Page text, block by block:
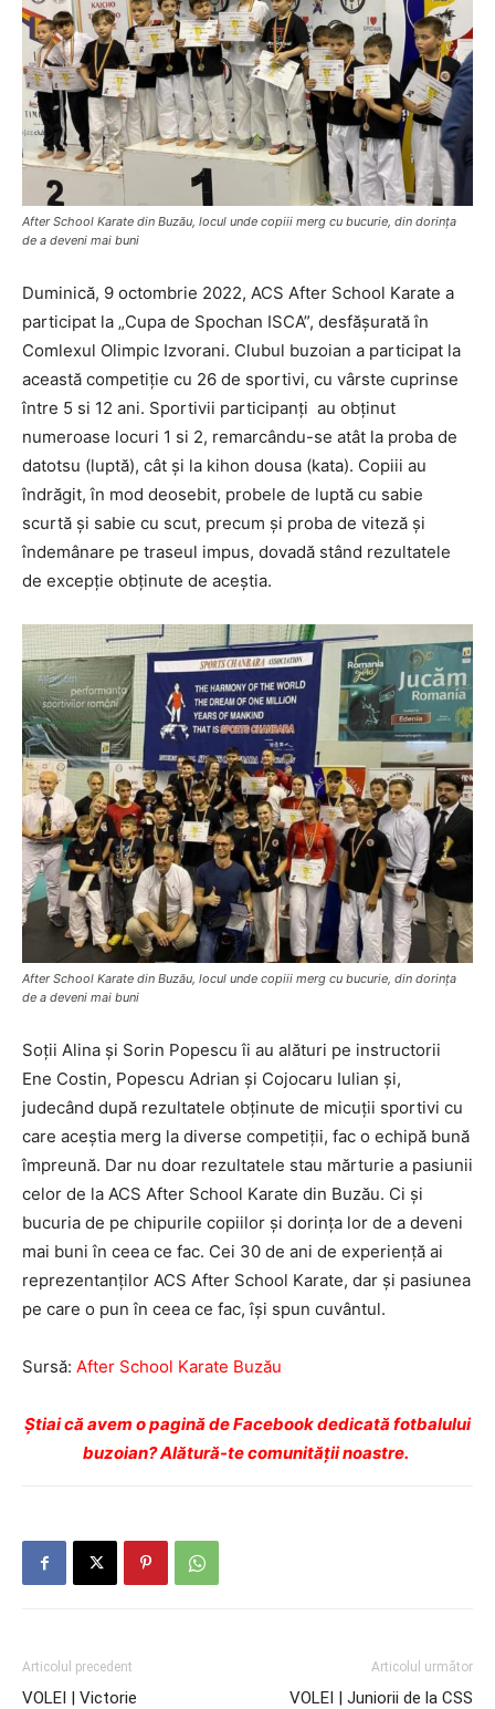
After School Karate din Buzău, locul unde copiii merg cu bucurie, din dorința
de a deveni mai buni
Duminică, 9 octombrie 2022, ACS After School Karate a
participat la „Cupa de Spochan ISCA”, desfășurată în
Comlexul Olimpic Izvorani. Clubul buzoian a participat la
această competiție cu 26 de sportivi, cu vârste cuprinse
între 5 si 12 ani. Sportivii participanți au obținut
numeroase locuri 1 si 2, remarcându-se atât la proba de
datotsu (luptă), cât și la kihon dousa (kata). Copiii au
îndrăgit, în mod deosebit, probele de luptă cu sabie
scurtă și sabie cu scut, precum și proba de viteză și
îndemânare pe traseul impus, dovadă stând rezultatele
de excepție obținute de aceștia.
After School Karate din Buzău, locul unde copiii merg cu bucurie, din dorința
de a deveni mai buni
Soții Alina și Sorin Popescu îi au alături pe instructorii
Ene Costin, Popescu Adrian și Cojocaru Iulian și,
judecând după rezultatele obținute de micuții sportivi cu
care aceștia merg la diverse competiții, fac o echipă bună
împreună. Dar nu doar rezultatele stau mărturie a pasiunii
celor de la ACS After School Karate din Buzău. Ci și
bucuria de pe chipurile copiilor și dorința lor de a deveni
mai buni în ceea ce fac. Cei 30 de ani de experiență ai
reprezentanților ACS After School Karate, dar și pasiunea
pe care o pun în ceea ce fac, își spun cuvântul.
Sursă: After School Karate Buzău
Ştiai că avem o pagină de Facebook dedicată fotbalului
buzoian? Alătură-te comunității noastre.
Articolul precedent
VOLEI | Victorie
Articolul următor
VOLEI | Juniorii de la CSS